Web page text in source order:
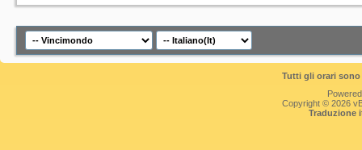
Tutti gli orari
Copyright © 2026
Traduzione